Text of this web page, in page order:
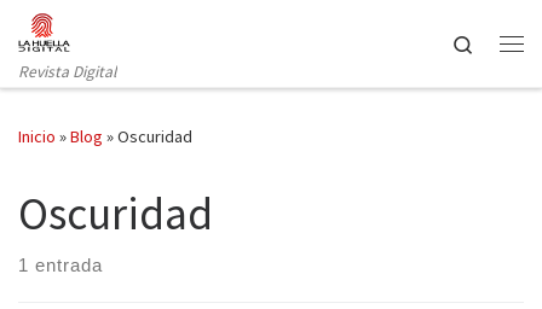
Saltar al contenido
Revista Digital
Search
Inicio »Blog »Oscuridad
Oscuridad
1 entrada